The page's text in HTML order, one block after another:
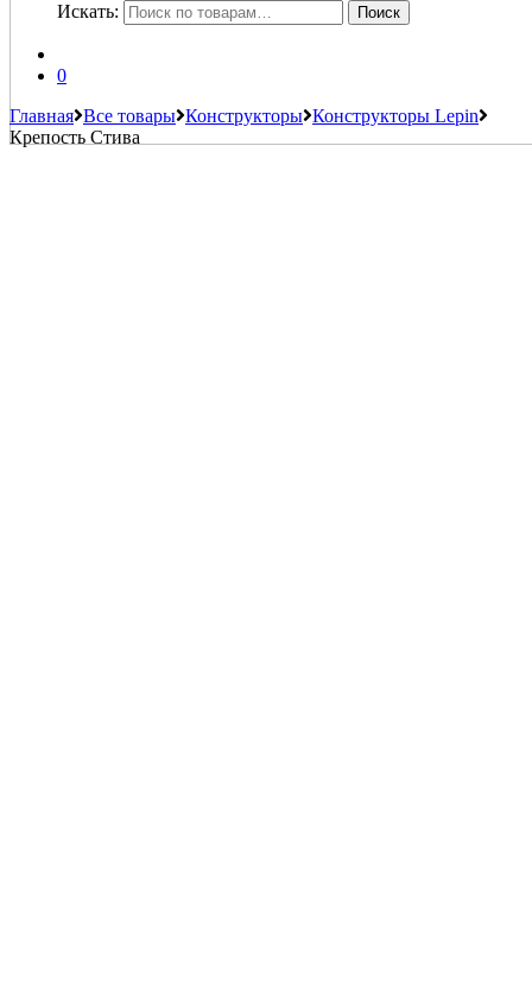
Искать:
Поиск
0
Главная Все товары Конструкторы Конструкторы Lepin
Крепость Стива